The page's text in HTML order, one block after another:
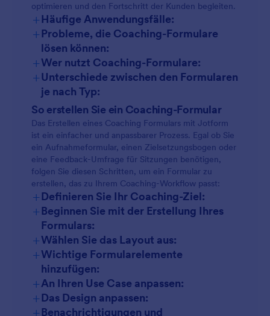
optimieren und den Fortschritt der Kunden begleiten.
+Häufige Anwendungsfälle:
Kundenaufnahmeformulare:
Zielformulare:
Feedback Formular für Sitzungen:
Fortschrittsverfolgungsbögen:
Checklisten zur Rechenschaftspflicht:
Pre-Session-Fragebögen:
Post-ProgrammBewertungsformulare
+Probleme, die Coaching-Formulare
lösen können:
+Wer nutzt Coaching-Formulare:
Professionelle Coaches
HR Teams
Mentoren & Tutoren
Coaching-Agenturen und -Organisationen
+Unterschiede zwischen den Formularen
je nach Typ:
Aufnahmeformulare
Feedbackformulare
Zielvereinbarungsformulare
Fortschrittsanzeigen
Verantwortlichkeitsformulare
So erstellen Sie ein Coaching-Formular
Das Erstellen eines Coaching Formulars mit Jotform
ist ein einfacher und anpassbarer Prozess. Egal ob Sie
ein Aufnahmeformular, einen Zielsetzungsbogen oder
eine Feedback-Umfrage für Sitzungen benötigen,
folgen Sie diesen Schritten, um ein Formular zu
erstellen, das zu Ihrem Coaching-Workflow passt:
+Definieren Sie Ihr Coaching-Ziel:
+Beginnen Sie mit der Erstellung Ihres
Formulars:
Mein Workspace
+Wählen Sie das Layout aus:
+Wichtige Formularelemente
hinzufügen:
+An Ihren Use Case anpassen:
Aufnahmeformulare:
+Das Design anpassen:
+Benachrichtigungen und